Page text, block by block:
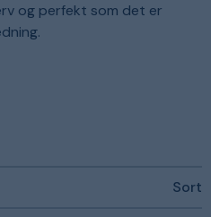
og perfekt som det er
Sort